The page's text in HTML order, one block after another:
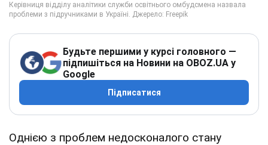
Будьте першими у курсі головного —
підпишіться на Новини на OBOZ.UA у
Google
Підписатися
Однією з проблем недосконалого стану